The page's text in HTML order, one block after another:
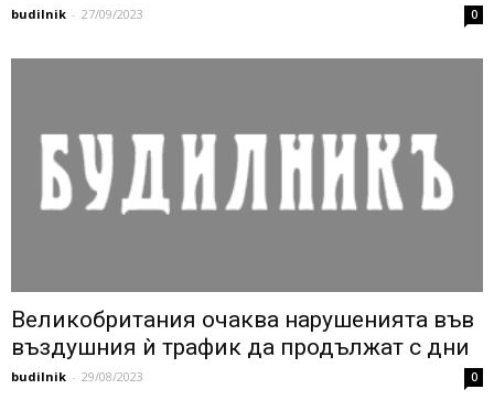
budilnik - 27/09/2023 0
Великобритания очаква нарушенията във
въздушния ѝ трафик да продължат с дни
budilnik - 29/08/2023 0